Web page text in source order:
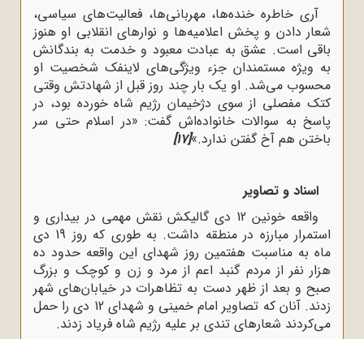
آری خاطره خنده‌ها، مهربانی‌ها، فعالیت‌های سیاسی،
شعار دادن و پخش اعلامیه‌ها و نوارهای انقلابی او هنوز
باقی است. عشق به عبادت معبود و خدمت به بندگانش
به ویژه مستمندان جزء ویژگی‌های لاینفک شخصیت او
محسوب می‌شد. او یک بار چند روز قبل از شهادتش وقتی
کتک مفصلی از سوی دژخیمان رژیم شاه خورده بود، در
پاسخ به سوالات خانواده‌اش گفت: «در اسلام حتی سر
باختن هم آخ گفتن ندارد.»[17]
اسناد و تصاویر
واقعه خونین 12 دی گالیکش نقش مهمی در بیداری و
استمرار مبارزه در منطقه داشت. به طوری که روز 19 دی
ماه به مناسبت هفتمین روز شهدای این واقعه حدود ده
هزار نفر از مردم گنبد اعم از مرد و زن و کوچک و بزرگ
صبح و بعد از ظهر دست به تظاهرات در خیابان‌های شهر
زدند. آنان که تصاویر امام خمینی و شهدای 12 دی را حمل
می‌کردند شعارهای تندی بر علیه رژیم شاه فریاد زدند.